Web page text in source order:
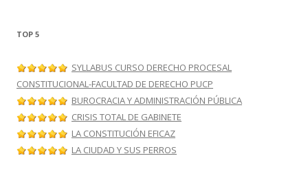
TOP 5
SYLLABUS CURSO DERECHO PROCESAL
CONSTITUCIONAL-FACULTAD DE DERECHO PUCP
BUROCRACIA Y ADMINISTRACIÓN PÚBLICA
CRISIS TOTAL DE GABINETE
LA CONSTITUCIÓN EFICAZ
LA CIUDAD Y SUS PERROS